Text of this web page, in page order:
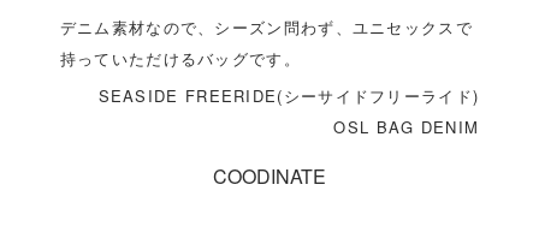
デニム素材なので、シーズン問わず、ユニセックスで
持っていただけるバッグです。
SEASIDE FREERIDE(シーサイドフリーライド)
OSL BAG DENIM
COODINATE